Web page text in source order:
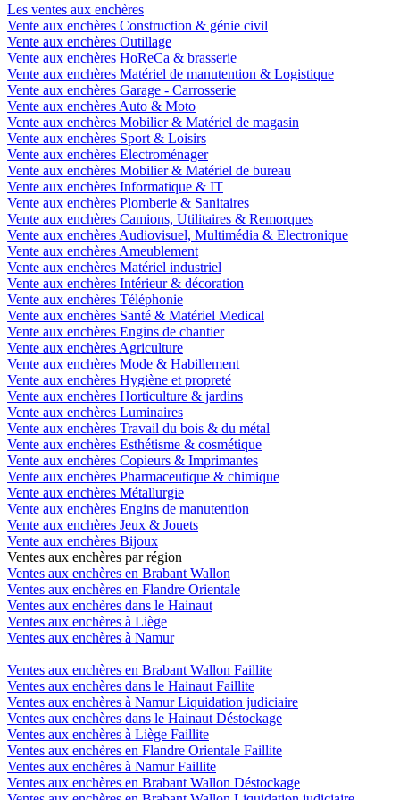
Les ventes aux enchères
Vente aux enchères Construction & génie civil
Vente aux enchères Outillage
Vente aux enchères HoReCa & brasserie
Vente aux enchères Matériel de manutention & Logistique
Vente aux enchères Garage - Carrosserie
Vente aux enchères Auto & Moto
Vente aux enchères Mobilier & Matériel de magasin
Vente aux enchères Sport & Loisirs
Vente aux enchères Electroménager
Vente aux enchères Mobilier & Matériel de bureau
Vente aux enchères Informatique & IT
Vente aux enchères Plomberie & Sanitaires
Vente aux enchères Camions, Utilitaires & Remorques
Vente aux enchères Audiovisuel, Multimédia & Electronique
Vente aux enchères Ameublement
Vente aux enchères Matériel industriel
Vente aux enchères Intérieur & décoration
Vente aux enchères Téléphonie
Vente aux enchères Santé & Matériel Medical
Vente aux enchères Engins de chantier
Vente aux enchères Agriculture
Vente aux enchères Mode & Habillement
Vente aux enchères Hygiène et propreté
Vente aux enchères Horticulture & jardins
Vente aux enchères Luminaires
Vente aux enchères Travail du bois & du métal
Vente aux enchères Esthétisme & cosmétique
Vente aux enchères Copieurs & Imprimantes
Vente aux enchères Pharmaceutique & chimique
Vente aux enchères Métallurgie
Vente aux enchères Engins de manutention
Vente aux enchères Jeux & Jouets
Vente aux enchères Bijoux
Ventes aux enchères par région
Ventes aux enchères en Brabant Wallon
Ventes aux enchères en Flandre Orientale
Ventes aux enchères dans le Hainaut
Ventes aux enchères à Liège
Ventes aux enchères à Namur
Ventes aux enchères en Brabant Wallon Faillite
Ventes aux enchères dans le Hainaut Faillite
Ventes aux enchères à Namur Liquidation judiciaire
Ventes aux enchères dans le Hainaut Déstockage
Ventes aux enchères à Liège Faillite
Ventes aux enchères en Flandre Orientale Faillite
Ventes aux enchères à Namur Faillite
Ventes aux enchères en Brabant Wallon Déstockage